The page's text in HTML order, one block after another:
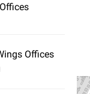
Offices